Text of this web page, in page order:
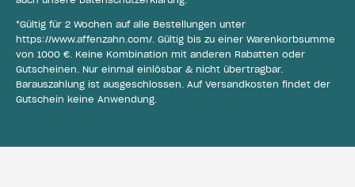
*Gültig für 2 Wochen auf alle Bestellungen unter
https://www.affenzahn.com/. Gültig bis zu einer Warenkorbsumme
von 1000 €. Keine Kombination mit anderen Rabatten oder
Gutscheinen. Nur einmal einlösbar & nicht übertragbar.
Barauszahlung ist ausgeschlossen. Auf Versandkosten findet der
Gutschein keine Anwendung.